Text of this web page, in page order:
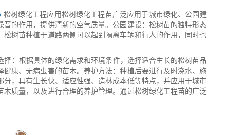
松树绿化工程应用松树绿化工程苗广泛应用于城市绿化、公园建
的作用，提供清新的空气质量。公园建设：松树苗的独特形态
树苗种植于道路两侧可以起到隔离车辆和行人的作用，同时也
：根据具体的绿化需求和环境条件，选择适合生长的松树苗品
康、无病虫害的苗木。养护方法：种植后要进行及时浇水、施
，具有生长快、适应性强、造林成本低等特点，并应用于城市
质量，以及进行合理的养护管理。通过松树绿化工程苗的广泛